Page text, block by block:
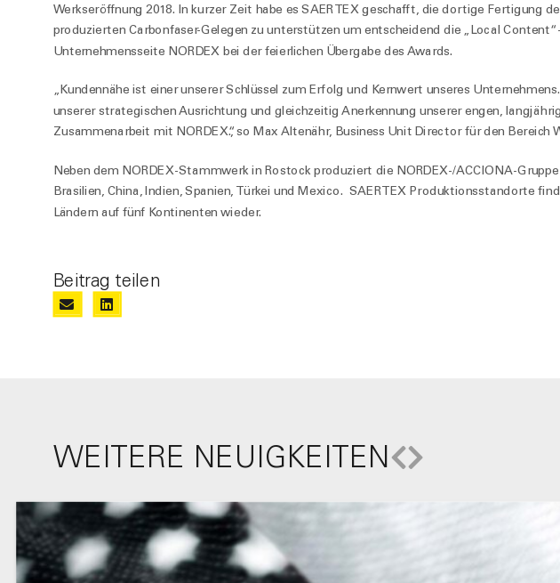
Werkseröffnung 2018. In kurzer Zeit habe es SAERTEX geschafft, die dortige Fertigung
produzierten Carbonfaser-Gelegen zu unterstützen um entscheidend die „Local
Unternehmensseite NORDEX bei der feierlichen Übergabe des Awards.
„Kundennähe ist einer unserer Schlüssel zum Erfolg und Kernwert unseres
unserer strategischen Ausrichtung und gleichzeitig Anerkennung unserer engen,
Zusammenarbeit mit NORDEX.“, so Max Altenähr, Business Unit Director für den Bereich
Neben dem NORDEX-Stammwerk in Rostock produziert die NORDEX-/ACCIONA-
Brasilien, China, Indien, Spanien, Türkei und Mexico. SAERTEX Produktionsstandorte
Ländern auf fünf Kontinenten wieder.
Beitrag teilen
WEITERE NEUIGKEITEN